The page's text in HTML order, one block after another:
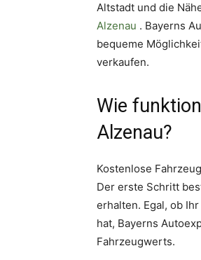
Altstadt und die
Alzenau . Bayerns
bequeme
verkaufen.
Wie
Alzenau?
Kostenlose
Der erste Schritt
erhalten. Egal, ob
hat, Bayerns
Fahrzeugwerts.